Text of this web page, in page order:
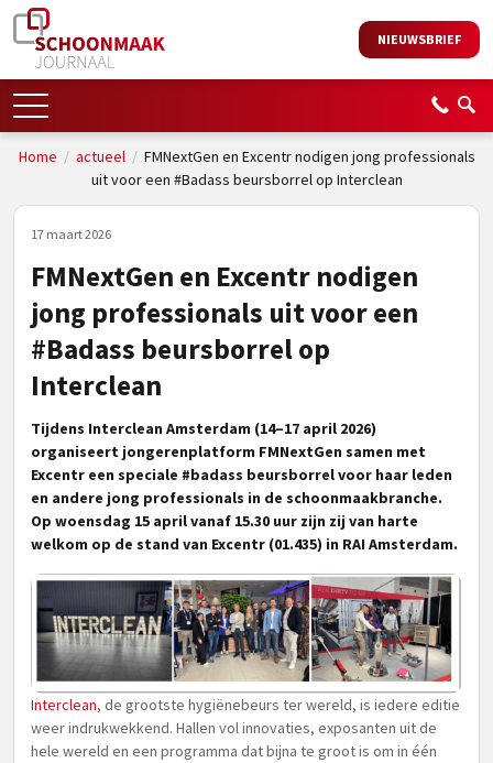
NIEUWSBRIEF
Home / actueel/ FMNextGen en Excentr nodigen jong professionals
uit voor een #Badass beursborrel op Interclean
17 maart 2026
FMNextGen en Excentr nodigen
jong professionals uit voor een
#Badass beursborrel op
Interclean
Tijdens Interclean Amsterdam (14–17 april 2026)
organiseert jongerenplatform FMNextGen samen met
Excentr een speciale #badass beursborrel voor haar leden
en andere jong professionals in de schoonmaakbranche.
Op woensdag 15 april vanaf 15.30 uur zijn zij van harte
welkom op de stand van Excentr (01.435) in RAI Amsterdam.
Interclean, de grootste hygiënebeurs ter wereld, is iedere editie
weer indrukwekkend. Hallen vol innovaties, exposanten uit de
hele wereld en een programma dat bijna te groot is om in één